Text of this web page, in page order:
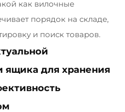
как вилочные
порядок на складе,
и поиск товаров.
ящика для хранения